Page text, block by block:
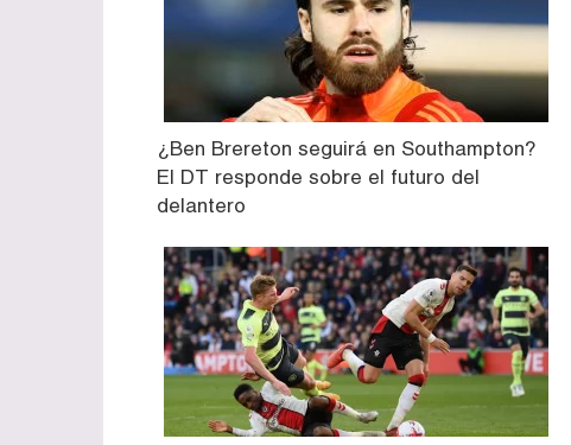
¿Ben Brereton seguirá en Southampton?
El DT responde sobre el futuro del
delantero